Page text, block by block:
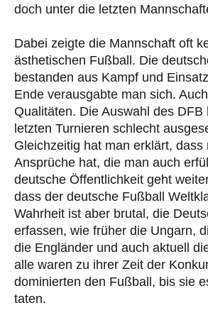
doch unter die letzten
Dabei zeigte die Mannschaft oft
ästhetischen Fußball. Die
bestanden aus Kampf und
Ende verausgabte man sich.
Qualitäten. Die Auswahl des DFB
letzten Turnieren schlecht
Gleichzeitig hat man erklärt, dass
Ansprüche hat, die man auch
deutsche Öffentlichkeit geht
dass der deutsche Fußball
Wahrheit ist aber brutal, die
erfassen, wie früher die Ungarn,
die Engländer und auch aktuell
alle waren zu ihrer Zeit der
dominierten den Fußball, bis sie
taten.